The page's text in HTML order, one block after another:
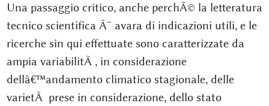
Una passaggio critico, anche perchÃ© la letteratura
tecnico scientifica Ã¨ avara di indicazioni utili, e le
ricerche sin qui effettuate sono caratterizzate da
ampia variabilitÃ , in considerazione
dellâ€™andamento climatico stagionale, delle
varietÃ prese in considerazione, dello stato